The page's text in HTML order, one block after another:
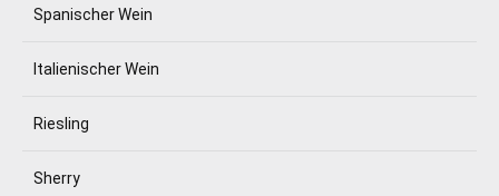
Spanischer Wein
Italienischer Wein
Riesling
Sherry